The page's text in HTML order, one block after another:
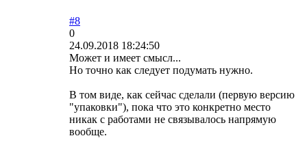
#8
0
24.09.2018 18:24:50
Может и имеет смысл...
Но точно как следует подумать нужно.
В том виде, как сейчас сделали (первую версию
"упаковки"), пока что это конкретно место
никак с работами не связывалось напрямую
вообще.